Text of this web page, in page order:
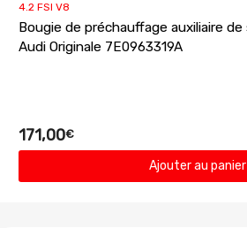
4.2 FSI V8
Bougie de préchauffage auxiliaire
Audi Originale 7E0963319A
171,00€
Ajouter au panier